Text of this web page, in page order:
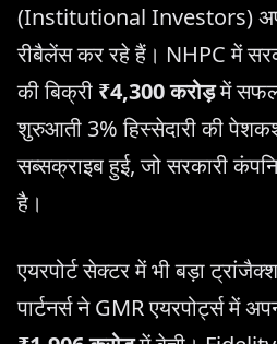
(Institutional Investors) अपने
रीबैलेंस कर रहे हैं। NHPC में
की बिक्री ₹4,300 करोड़में
शुरुआती 3% हिस्सेदारी की
सब्सक्राइब हुई, जो सरकारी
है।
एयरपोर्ट सेक्टर में भी बड़ा
पार्टनर्स ने GMR एयरपोर्ट्स में